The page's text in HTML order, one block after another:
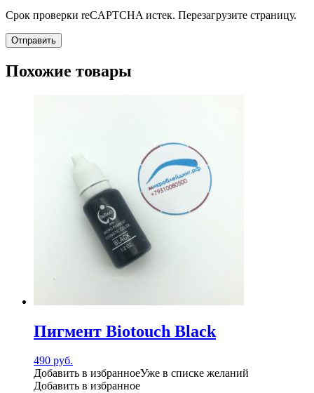
Срок проверки reCAPTCHA истек. Перезагрузите страницу.
Похожие товары
Пигмент Biotouch Black
490 руб.
Добавить в избранноеУже в списке желаний
Добавить в избранное